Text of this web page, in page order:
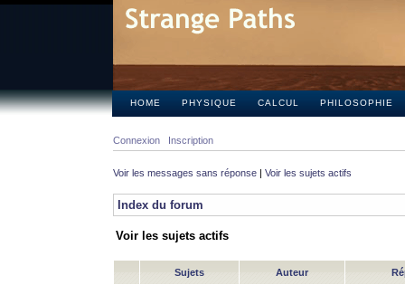
HOME PHYSIQUE CALCUL PHILOSOPHIE
Connexion Inscription
Voir les messages sans réponse | Voir les sujets actifs
Index du forum
Voir les sujets actifs
Sujets Auteur